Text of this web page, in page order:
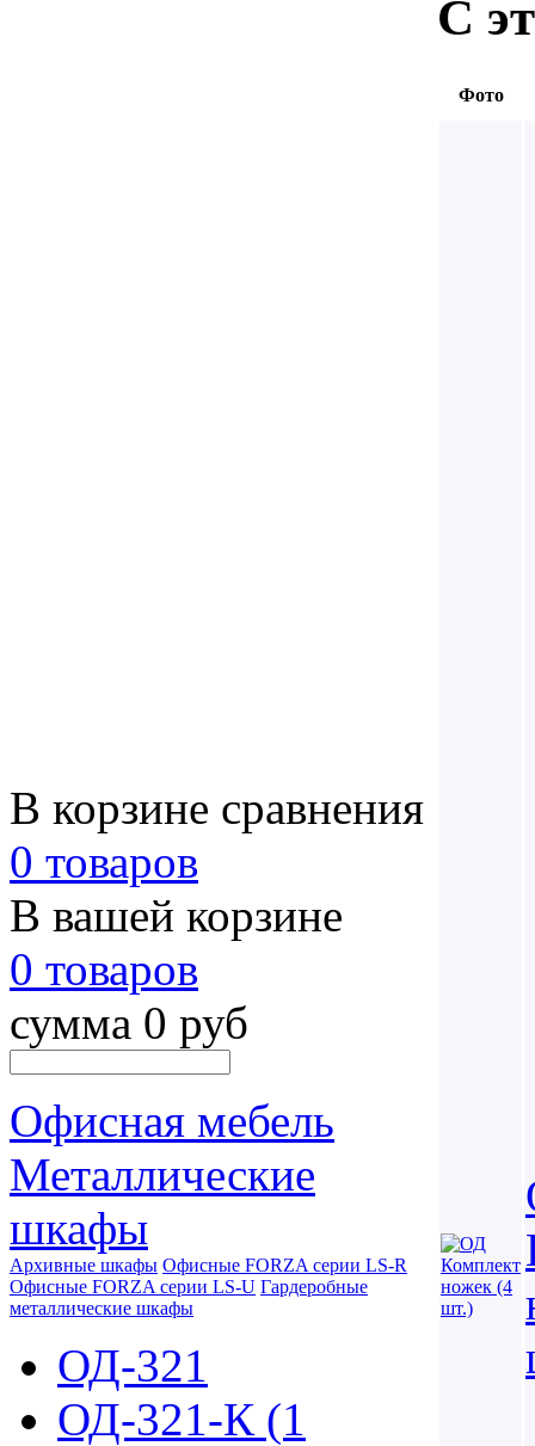
В корзине сравнения
0 товаров
В вашей корзине
0 товаров
сумма 0 руб
Офисная мебель
Металлические
шкафы
Архивные шкафы Офисные FORZA серии LS-R
Офисные FORZA серии LS-U Гардеробные
металлические шкафы
ОД-321
ОД-321-К (1
С
Фото